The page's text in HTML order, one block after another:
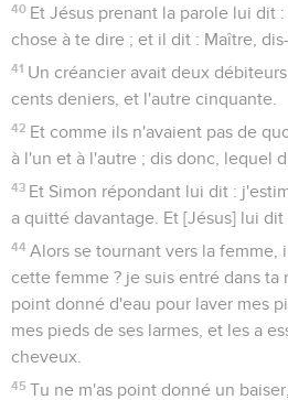
40 Et Jésus prenant la parole lui dit
chose à te dire ; et il dit : Maître, dis-
41 Un créancier avait deux
cents deniers, et l'autre cinquante.
42 Et comme ils n'avaient pas de
à l'un et à l'autre ; dis donc, lequel
43 Et Simon répondant lui dit :
a quitté davantage. Et [Jésus] lui
44 Alors se tournant vers la femme,
cette femme ? je suis entré dans ta
point donné d'eau pour laver mes
mes pieds de ses larmes, et les a
cheveux.
45 Tu ne m'as point donné un